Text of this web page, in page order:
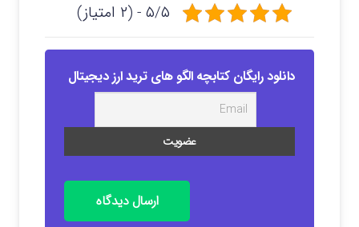
۵/۵ - (۲ امتیاز)
دانلود رایگان کتابچه الگو های ترید ارز دیجیتال
ارسال دیدگاه